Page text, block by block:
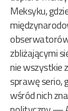
Meksyku,
zbliżającymi
nie wszystkie
sprawę serio,
wśród nich